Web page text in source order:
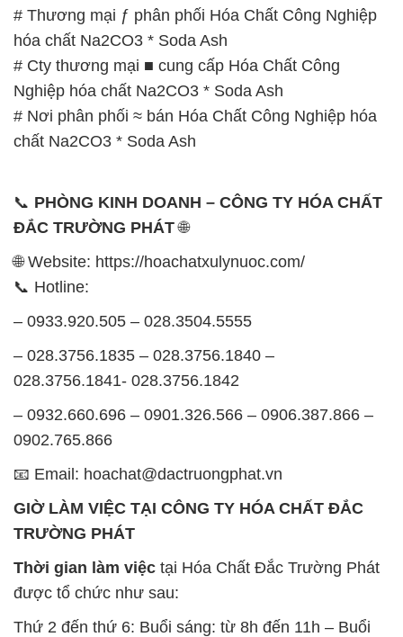
# Thương mại ƒ phân phối Hóa Chất Công Nghiệp
hóa chất Na2CO3 * Soda Ash
# Cty thương mại ■ cung cấp Hóa Chất Công
Nghiệp hóa chất Na2CO3 * Soda Ash
# Nơi phân phối ≈ bán Hóa Chất Công Nghiệp hóa
chất Na2CO3 * Soda Ash
📞 PHÒNG KINH DOANH – CÔNG TY HÓA CHẤT
ĐẮC TRƯỜNG PHÁT🌐
🌐 Website: https://hoachatxulynuoc.com/
📞 Hotline:
– 0933.920.505 – 028.3504.5555
– 028.3756.1835 – 028.3756.1840 –
028.3756.1841- 028.3756.1842
– 0932.660.696 – 0901.326.566 – 0906.387.866 –
0902.765.866
📧 Email: hoachat@dactruongphat.vn
GIỜ LÀM VIỆC TẠI CÔNG TY HÓA CHẤT ĐẮC
TRƯỜNG PHÁT
Thời gian làm việc tại Hóa Chất Đắc Trường Phát
được tổ chức như sau:
Thứ 2 đến thứ 6: Buổi sáng: từ 8h đến 11h – Buổi